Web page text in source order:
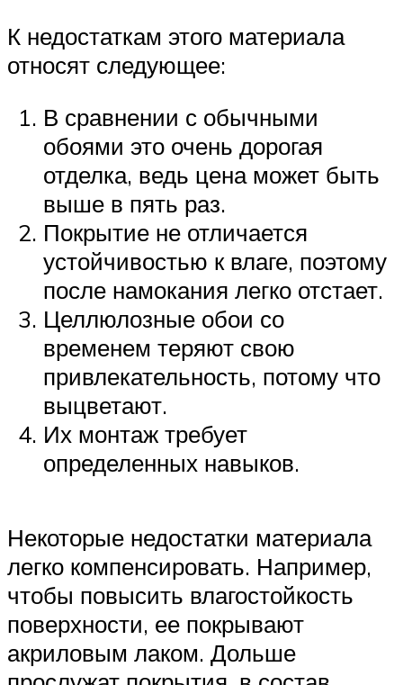
К недостаткам этого материала
относят следующее:
В сравнении с обычными
обоями это очень дорогая
отделка, ведь цена может быть
выше в пять раз.
Покрытие не отличается
устойчивостью к влаге, поэтому
после намокания легко отстает.
Целлюлозные обои со
временем теряют свою
привлекательность, потому что
выцветают.
Их монтаж требует
определенных навыков.
Некоторые недостатки материала
легко компенсировать. Например,
чтобы повысить влагостойкость
поверхности, ее покрывают
акриловым лаком. Дольше